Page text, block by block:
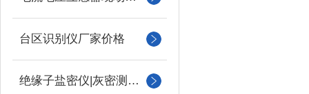
台区识别仪厂家价格
绝缘子盐密仪|灰密测试仪